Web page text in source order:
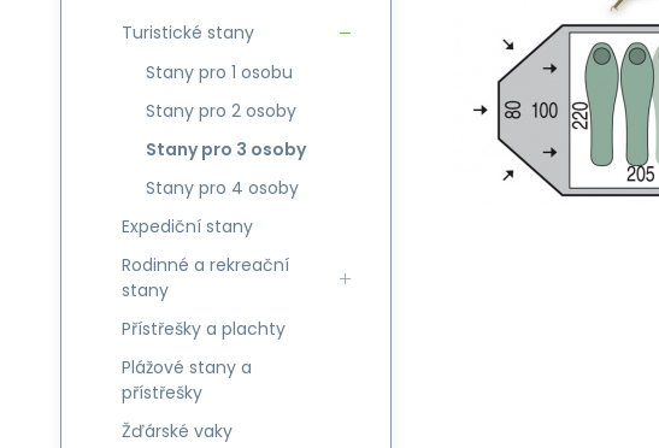
Turistické stany
Stany pro 1 osobu
Stany pro 2 osoby
Stany pro 3 osoby
Stany pro 4 osoby
Expediční stany
Rodinné a rekreační
stany
Přístřešky a plachty
Plážové stany a
přístřešky
Žďárské vaky